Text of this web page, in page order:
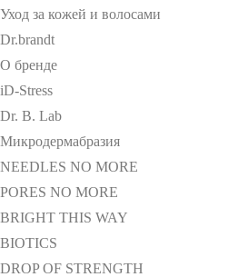
Уход за кожей и волосами
Dr.brandt
О бренде
iD-Stress
Dr. B. Lab
Микродермабразия
NEEDLES NO MORE
PORES NO MORE
BRIGHT THIS WAY
BIOTICS
DROP OF STRENGTH